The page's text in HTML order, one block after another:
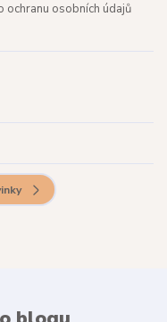
ochranu osobních údajů